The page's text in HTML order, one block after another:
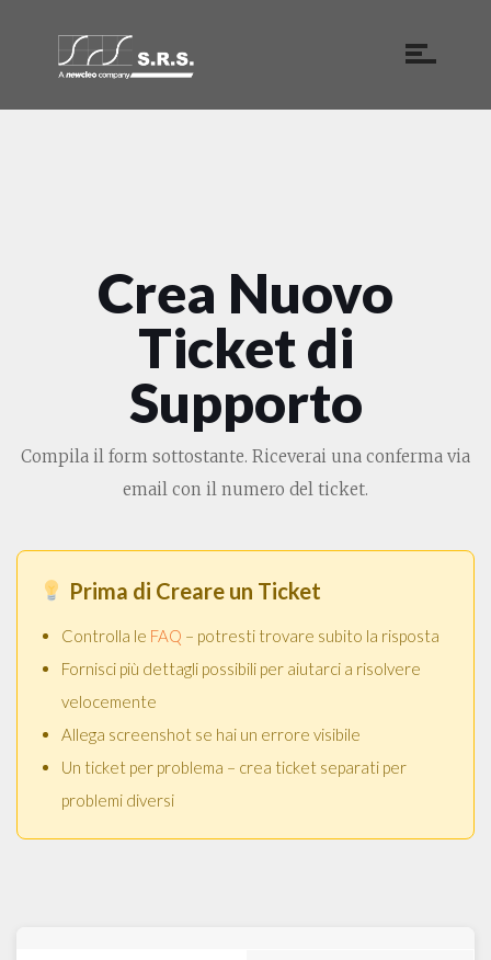
Crea Nuovo
Ticket di
Supporto
Compila il form sottostante. Riceverai una conferma via
email con il numero del ticket.
Prima di Creare un Ticket
Controlla le FAQ – potresti trovare subito la risposta
Fornisci più dettagli possibili per aiutarci a risolvere
velocemente
Allega screenshot se hai un errore visibile
Un ticket per problema – crea ticket separati per
problemi diversi